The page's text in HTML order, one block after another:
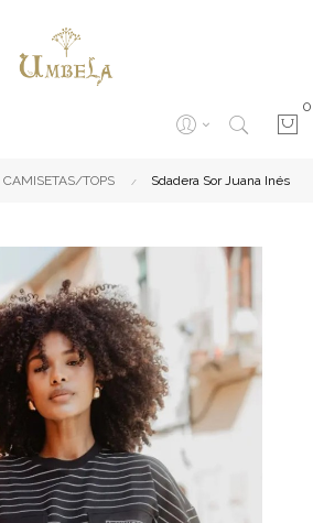
0
CAMISETAS/TOPS Sdadera Sor Juana Inés